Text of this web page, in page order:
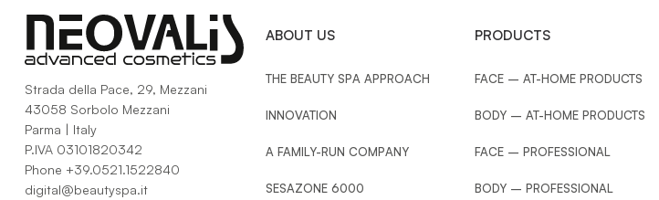
Strada della Pace, 29, Mezzani
43058 Sorbolo Mezzani
Parma | Italy
P.IVA 03101820342
Phone +39.0521.1522840
digital@beautyspa.it
ABOUT US
THE BEAUTY SPA APPROACH
INNOVATION
A FAMILY-RUN COMPANY
SESAZONE 6000
PRODUCTS
FACE – AT-HOME PRODUCTS
BODY – AT-HOME PRODUCTS
FACE – PROFESSIONAL
BODY – PROFESSIONAL